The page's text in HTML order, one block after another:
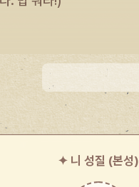
딱 지키고 섰네.
✦ 니 성질 (본성)